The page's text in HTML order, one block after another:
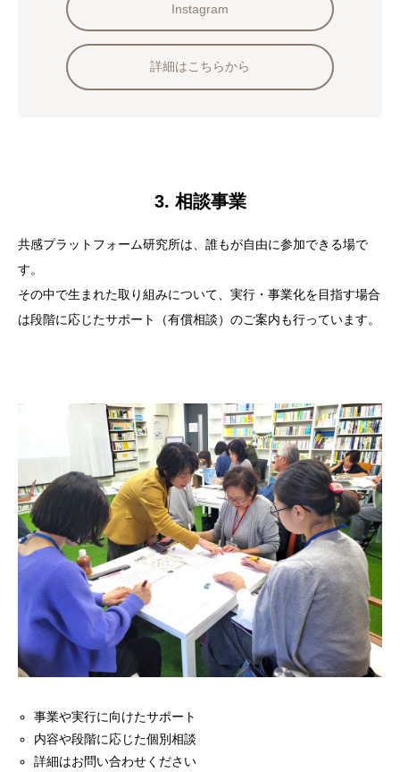
Instagram
詳細はこちらから
3. 相談事業
共感プラットフォーム研究所は、誰もが自由に参加できる場で
す。
その中で生まれた取り組みについて、実行・事業化を目指す場合
は段階に応じたサポート（有償相談）のご案内も行っています。
事業や実行に向けたサポート
内容や段階に応じた個別相談
詳細はお問い合わせください